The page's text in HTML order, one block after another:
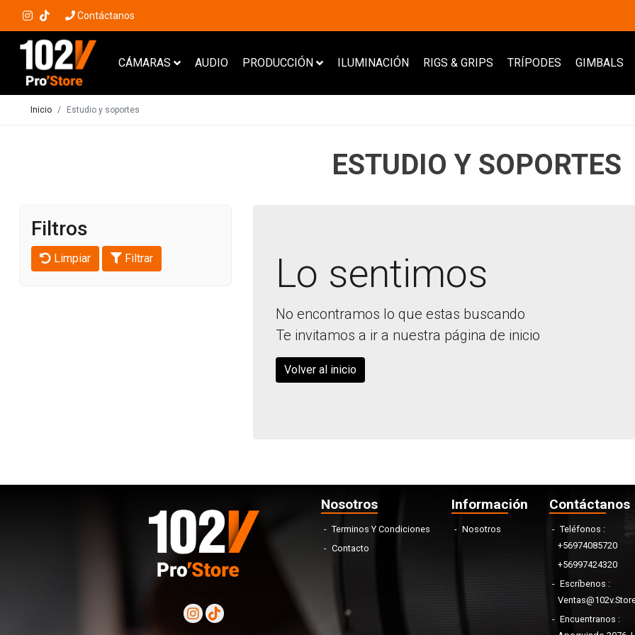
Contáctanos
CÁMARAS AUDIO PRODUCCIÓN ILUMINACIÓN RIGS & GRIPS TRÍPODES GIMBALS
Inicio Estudio y soportes
ESTUDIO Y SOPORTES
Filtros
Limpiar Filtrar Lo sentimos
No encontramos lo que estas buscando
Te invitamos a ir a nuestra página de inicio
Volver al inicio
Nosotros
Terminos Y Condiciones
Contacto
Información
Nosotros
Contáctanos
Teléfonos
+56974085720
+56997424320
Escríbenos
Encuentranos